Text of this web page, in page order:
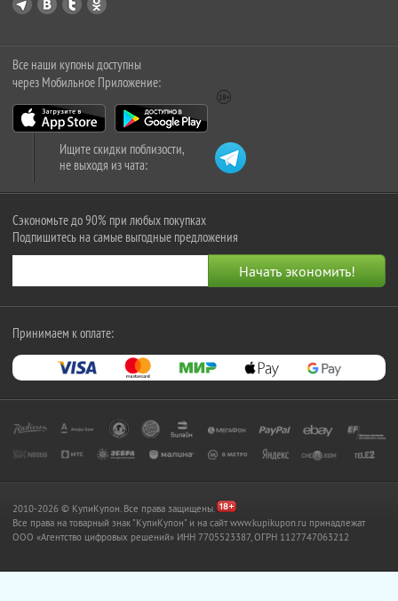
Все наши купоны доступны
через Мобильное Приложение:
Ищите скидки поблизости,
не выходя из чата:
Сэкономьте до 90% при любых покупках
Подпишитесь на самые выгодные предложения
Принимаем к оплате:
2010-2026 © КупиКупон. Все права защищены.
Все права на товарный знак "КупиКупон" и на сайт www.kupikupon.ru принадлежат
OOO «Агентство цифровых решений» ИНН 7705523387, ОГРН 1127747063212